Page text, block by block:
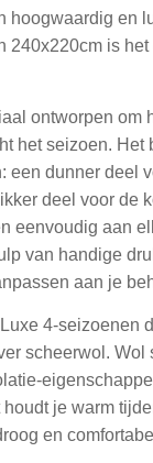
hoogwaardig en
240x220cm is
ontworpen om
het seizoen. Het
een dunner deel
deel voor de
eenvoudig aan
van handige
aan je
4-seizoenen
scheerwol. Wol
je warm
en